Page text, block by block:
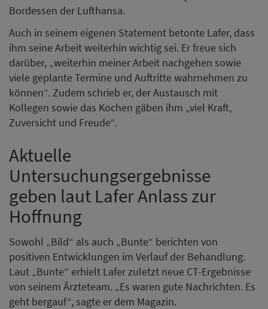
Bordessen der Lufthansa.
Auch in seinem eigenen Statement betonte Lafer, dass
ihm seine Arbeit weiterhin wichtig sei. Er freue sich
darüber, „weiterhin meiner Arbeit nachgehen sowie
viele geplante Termine und Auftritte wahrnehmen zu
können“. Zudem schrieb er, der Austausch mit
Kollegen sowie das Kochen gäben ihm „viel Kraft,
Zuversicht und Freude“.
Aktuelle
Untersuchungsergebnisse
geben laut Lafer Anlass zur
Hoffnung
Sowohl „Bild“ als auch „Bunte“ berichten von
positiven Entwicklungen im Verlauf der Behandlung.
Laut „Bunte“ erhielt Lafer zuletzt neue CT-Ergebnisse
von seinem Ärzteteam. „Es waren gute Nachrichten. Es
geht bergauf“, sagte er dem Magazin.